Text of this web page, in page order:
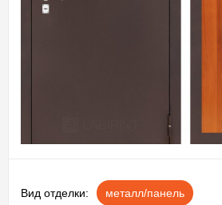
Вид отделки: металл/панель